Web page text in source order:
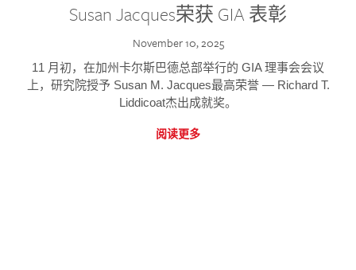
Susan Jacques荣获 GIA 表彰
November 10, 2025
11 月初，在加州卡尔斯巴德总部举行的 GIA 理事会会议
上，研究院授予 Susan M. Jacques最高荣誉 — Richard T.
Liddicoat杰出成就奖。
阅读更多